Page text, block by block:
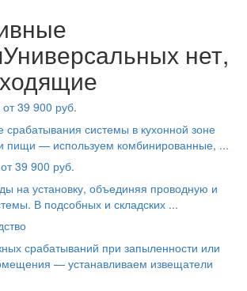
Универсальных нет,
39 900 руб.
системы в кухонной зоне
пищи — используем комбинированные, ...
39 900 руб.
на установку, объединяя проводную и
В подсобных и складских ...
срабатываний при запыленности или
— устанавливаем извещатели